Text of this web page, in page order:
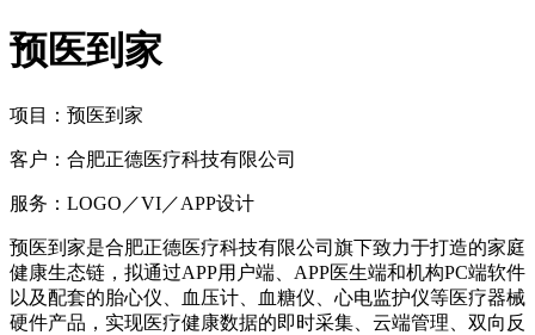
预医到家
项目： 预医到家
客户： 合肥正德医疗科技有限公司
服务： LOGO／VI／APP设计
预医到家是合肥正德医疗科技有限公司旗下致力于打造的家庭
健康生态链，拟通过APP用户端、APP医生端和机构PC端软件
以及配套的胎心仪、血压计、血糖仪、心电监护仪等医疗器械
硬件产品，实现医疗健康数据的即时采集、云端管理、双向反